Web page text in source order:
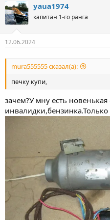
yaua1974
капитан 1-го ранга
12.06.2024
mura555555 сказал(а):
печку купи,
зачем?У мну есть новенькая
инвалидки,бензинка.Только